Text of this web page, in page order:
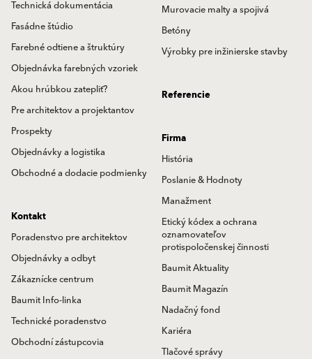
Murovacie malty a spojivá
Betóny
Výrobky pre inžinierske stavby
Technická dokumentácia
Fasádne štúdio
Farebné odtiene a štruktúry
Objednávka farebných vzoriek
Akou hrúbkou zatepliť?
Pre architektov a projektantov
Prospekty
Objednávky a logistika
Obchodné a dodacie podmienky
Referencie
Firma
História
Poslanie & Hodnoty
Manažment
Etický kódex a ochrana
oznamovateľov
protispoločenskej činnosti
Baumit Aktuality
Baumit Magazín
Nadačný fond
Kariéra
Tlačové správy
Kontakt
Poradenstvo pre architektov
Objednávky a odbyt
Zákaznícke centrum
Baumit Info-linka
Technické poradenstvo
Obchodní zástupcovia